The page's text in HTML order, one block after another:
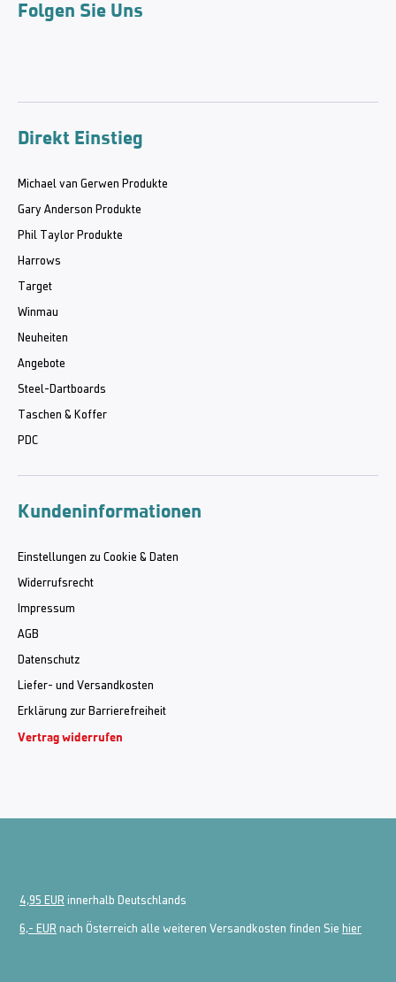
Folgen Sie Uns
Direkt Einstieg
Michael van Gerwen Produkte
Gary Anderson Produkte
Phil Taylor Produkte
Harrows
Target
Winmau
Neuheiten
Angebote
Steel-Dartboards
Taschen & Koffer
PDC
Kundeninformationen
Einstellungen zu Cookie & Daten
Widerrufsrecht
Impressum
AGB
Datenschutz
Liefer- und Versandkosten
Erklärung zur Barrierefreiheit
Vertrag widerrufen
4,95 EUR innerhalb Deutschlands
6,- EUR nach Österreich alle weiteren Versandkosten finden Sie hier